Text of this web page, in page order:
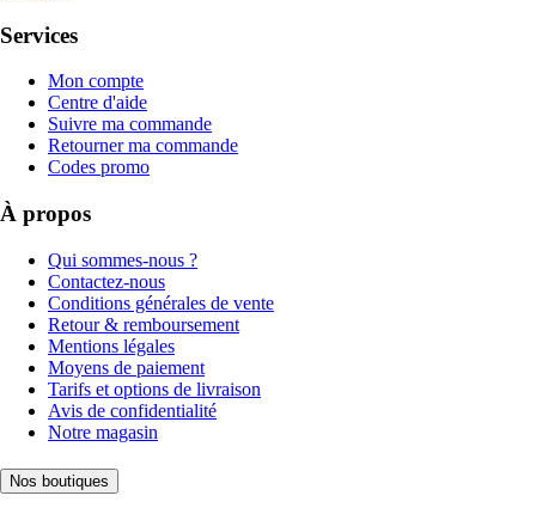
Services
Mon compte
Centre d'aide
Suivre ma commande
Retourner ma commande
Codes promo
À propos
Qui sommes-nous ?
Contactez-nous
Conditions générales de vente
Retour & remboursement
Mentions légales
Moyens de paiement
Tarifs et options de livraison
Avis de confidentialité
Notre magasin
Nos boutiques